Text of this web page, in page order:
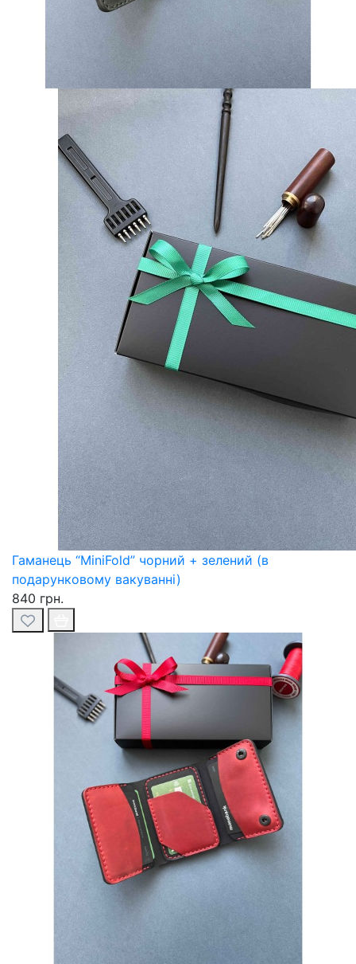
Гаманець “MiniFold” чорний + зелений (в
подарунковому вакуванні)
840 грн.